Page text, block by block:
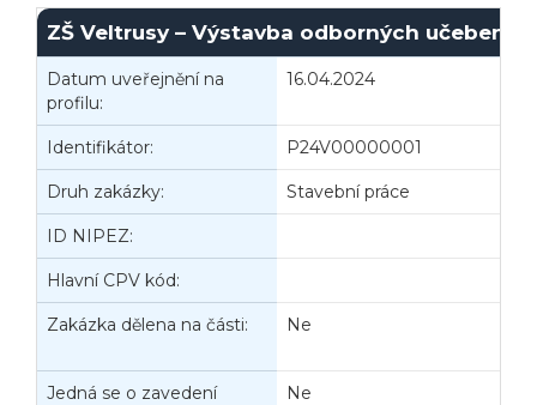
ZŠ Veltrusy – Výstavba odborných učeben
Datum uveřejnění na
profilu:
16.04.2024
Identifikátor: P24V00000001
Druh zakázky: Stavební práce
ID NIPEZ:
Hlavní CPV kód:
Zakázka dělena na části: Ne
Jedná se o zavedení
Ne